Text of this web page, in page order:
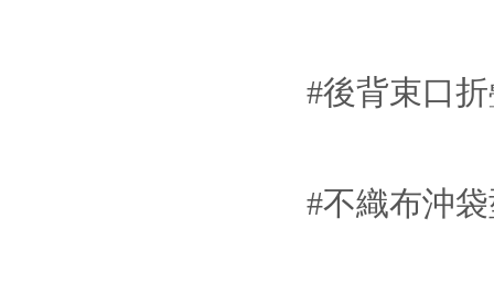
#後背束口
#不織布沖